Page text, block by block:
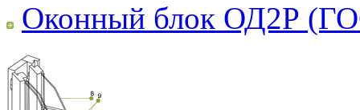
Оконный блок ОД2Р